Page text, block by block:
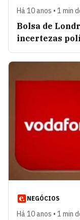
Há 10 anos • 1 min
Bolsa de
incertezas
NEGÓCIOS
Há 10 anos • 1 min